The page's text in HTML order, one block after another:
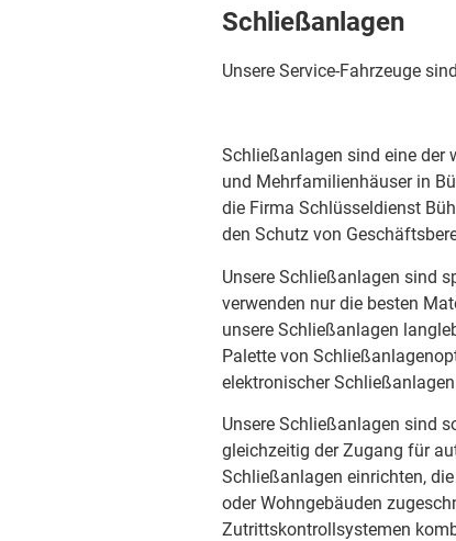
Schließanlagen
Unsere Service-Fahrzeuge
Schließanlagen sind eine der
und Mehrfamilienhäuser in
die Firma Schlüsseldienst
den Schutz von
Unsere Schließanlagen sind
verwenden nur die besten
unsere Schließanlagen
Palette von
elektronischer
Unsere Schließanlagen sind
gleichzeitig der Zugang für
Schließanlagen einrichten,
oder Wohngebäuden
Zutrittskontrollsystemen